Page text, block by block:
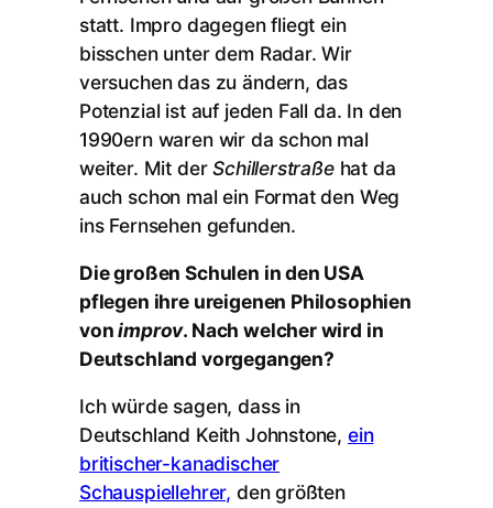
statt. Impro dagegen fliegt ein
bisschen unter dem Radar. Wir
versuchen das zu ändern, das
Potenzial ist auf jeden Fall da. In den
1990ern waren wir da schon mal
weiter. Mit derSchillerstraßehat da
auch schon mal ein Format den Weg
ins Fernsehen gefunden.
Die großen Schulen in den USA
pflegen ihre ureigenen Philosophien
vonimprov. Nach welcher wird in
Deutschland vorgegangen?
Ich würde sagen, dass in
Deutschland Keith Johnstone, ein
britischer-kanadischer
Schauspiellehrer, den größten